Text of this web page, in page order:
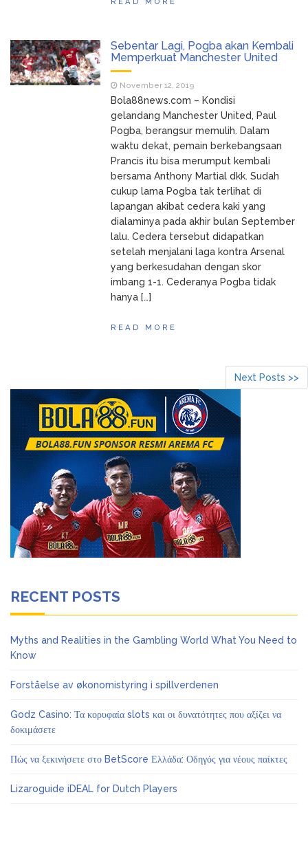
Sebentar Lagi, Pogba akan Kembali
Memperkuat Manchester United
November 12, 2019
Bola88news.com – Kondisi
gelandang Manchester United, Paul
Pogba, berangsur memulih. Dalam
waktu dekat, pemain berkebangsaan
Prancis itu bisa merumput kembali
bersama Anthony Martial dkk. Sudah
cukup lama Pogba tak terlihat di
lapangan akibat cedera kaki yang
dialaminya pada akhir bulan September
lalu. Cedera tersebut didapatkan
setelah menjalani laga kontra Arsenal
yang berkesudahan dengan skor
imbang 1-1. Cederanya Pogba tidak
hanya […]
READ MORE
Next Posts >>
RECENT POSTS
Myths and Realities in the Gambling World What You Need to
Know
Forståelse av økonomistyring i spillverdenen
Godz Casino: Τα κορυφαία slots και οι δυνατότητες που αξίζει να
δοκιμάσετε
Πώς να ξεκινήσετε στο BetScore Ελλάδα: Οδηγός για νέους παίκτες
Lizaroguide iDEAL for Dutch Players